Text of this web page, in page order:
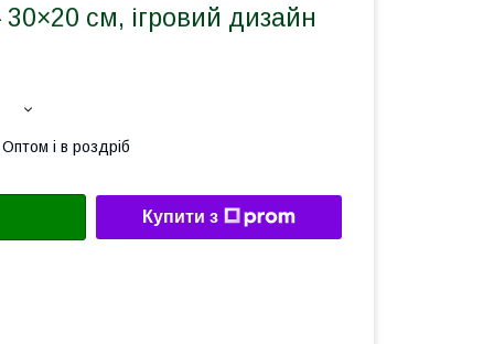
см, ігровий дизайн
Оптом і в роздріб
Купити з